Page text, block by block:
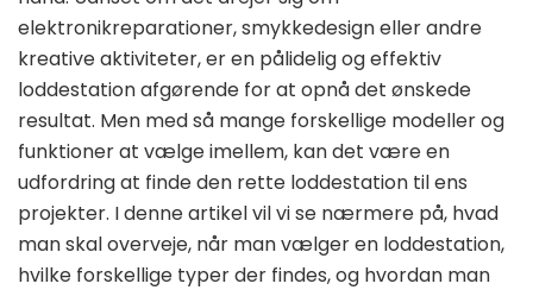
elektronikreparationer, smykkedesign eller andre
kreative aktiviteter, er en pålidelig og effektiv
loddestation afgørende for at opnå det ønskede
resultat. Men med så mange forskellige modeller og
funktioner at vælge imellem, kan det være en
udfordring at finde den rette loddestation til ens
projekter. I denne artikel vil vi se nærmere på, hvad
man skal overveje, når man vælger en loddestation,
hvilke forskellige typer der findes, og hvordan man